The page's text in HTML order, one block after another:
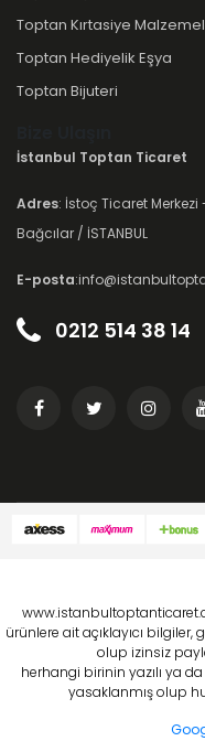
Toptan Kırtasiye
Toptan Hediyelik Eşya
Toptan Bijuteri
İstanbul Toptan Ticaret
Adres: İstoç Ticaret
Bağcılar / İSTANBUL
E-posta
0212 514 38 14
ürünlere ait açıklayıcı
olup izinsiz
herhangi birinin yazılı ya
yasaklanmış olup